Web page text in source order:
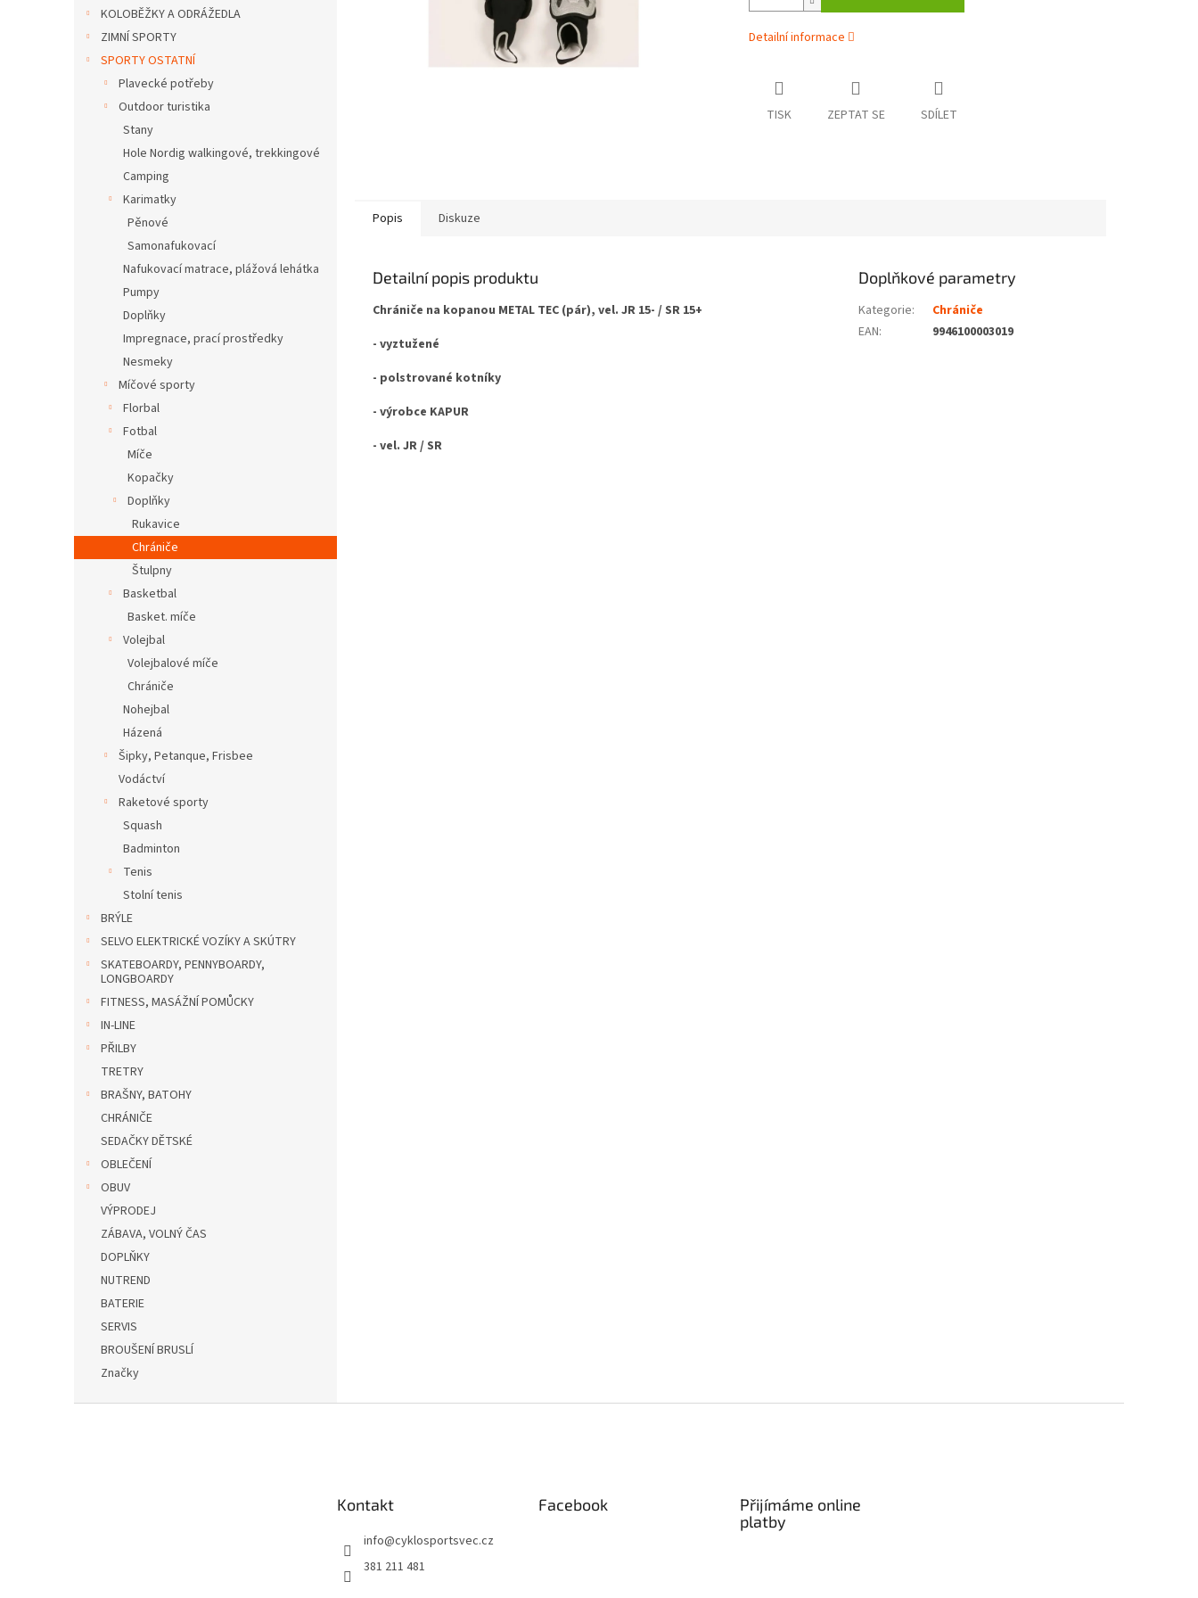
KOLOBĚŽKY A ODRÁŽEDLA
ZIMNÍ SPORTY
SPORTY OSTATNÍ
Plavecké potřeby
Outdoor turistika
Stany
Hole Nordig walkingové, trekkingové
Camping
Karimatky
Pěnové
Samonafukovací
Nafukovací matrace, plážová lehátka
Pumpy
Doplňky
Impregnace, prací prostředky
Nesmeky
Míčové sporty
Florbal
Fotbal
Míče
Kopačky
Doplňky
Rukavice
Chrániče
Štulpny
Basketbal
Basket. míče
Volejbal
Volejbalové míče
Chrániče
Nohejbal
Házená
Šipky, Petanque, Frisbee
Vodáctví
Raketové sporty
Squash
Badminton
Tenis
Stolní tenis
BRÝLE
SELVO ELEKTRICKÉ VOZÍKY A SKÚTRY
SKATEBOARDY, PENNYBOARDY,
LONGBOARDY
FITNESS, MASÁŽNÍ POMŮCKY
IN-LINE
PŘILBY
TRETRY
BRAŠNY, BATOHY
CHRÁNIČE
SEDAČKY DĚTSKÉ
OBLEČENÍ
OBUV
VÝPRODEJ
ZÁBAVA, VOLNÝ ČAS
DOPLŇKY
NUTREND
BATERIE
SERVIS
BROUŠENÍ BRUSLÍ
Značky
Detailní informace
TISK ZEPTAT SE SDÍLET
Popis Diskuze
Detailní popis produktu
Chrániče na kopanou METAL TEC (pár), vel. JR 15- / SR 15+
- vyztužené
- polstrované kotníky
- výrobce KAPUR
- vel. JR / SR
Doplňkové parametry
Kategorie:
Chrániče
EAN: 9946100003019
Kontakt
info@cyklosportsvec.cz
381 211 481
Facebook
Přijímáme online
platby